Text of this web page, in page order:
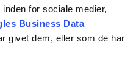
for sociale medier,
Business Data
givet dem, eller som de har